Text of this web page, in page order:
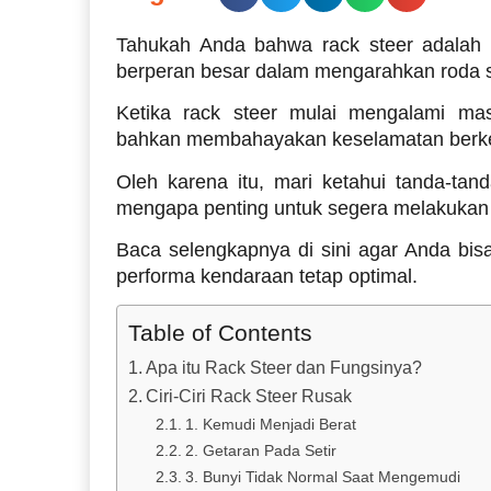
Tahukah Anda bahwa rack steer
berperan besar dalam mengarahkan roda
Ketika rack steer mulai mengalami
bahkan membahayakan keselamatan
Oleh karena itu, mari ketahui tanda-
mengapa penting untuk segera
Baca selengkapnya di sini agar Anda
performa kendaraan tetap optimal.
Table of Contents
Apa itu Rack Steer dan Fungsinya?
Ciri-Ciri Rack Steer Rusak
1. Kemudi Menjadi Berat
2. Getaran Pada Setir
3. Bunyi Tidak Normal Saat Mengemudi